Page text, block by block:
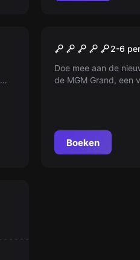
The Grand
2-6
Doe mee aan de
de MGM Grand, een
Boeken